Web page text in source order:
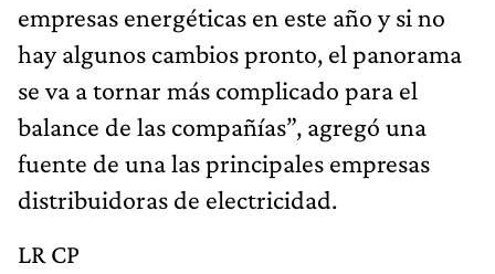
empresas energéticas en este año y si no
hay algunos cambios pronto, el panorama
se va a tornar más complicado para el
balance de las compañías”, agregó una
fuente de una las principales empresas
distribuidoras de electricidad.
LR CP